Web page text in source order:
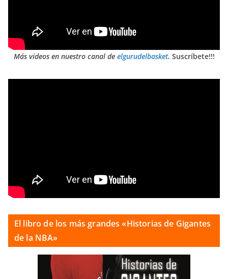
Más vídeos en nuestro canal de elgurudelbasket. Suscríbete!!!
El libro de los más grandes «Historias de Gigantes
de la NBA»